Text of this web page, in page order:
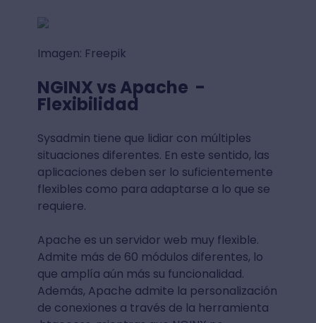
Imagen: Freepik
NGINX vs Apache -
Flexibilidad
Sysadmin tiene que lidiar con múltiples
situaciones diferentes. En este sentido, las
aplicaciones deben ser lo suficientemente
flexibles como para adaptarse a lo que se
requiere.
Apache es un servidor web muy flexible.
Admite más de 60 módulos diferentes, lo
que amplía aún más su funcionalidad.
Además, Apache admite la personalización
de conexiones a través de la herramienta